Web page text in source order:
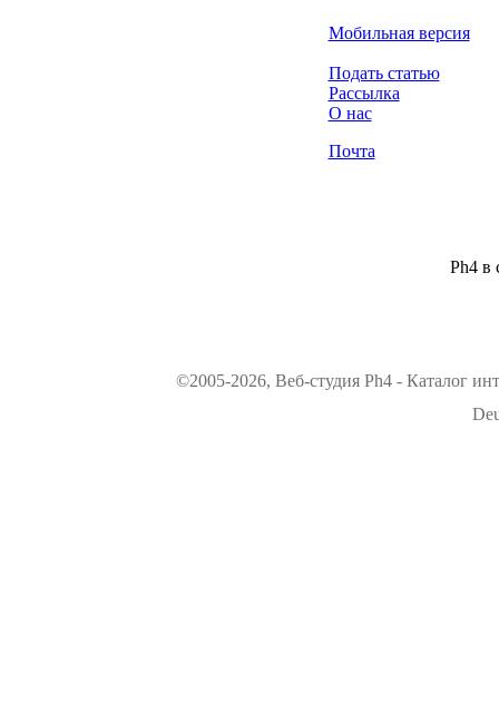
Мобильная версия
Подать статью
Рассылка
О нас
Почта
Ph4 в
©2005-2026, Веб-студия Ph4 - Каталог